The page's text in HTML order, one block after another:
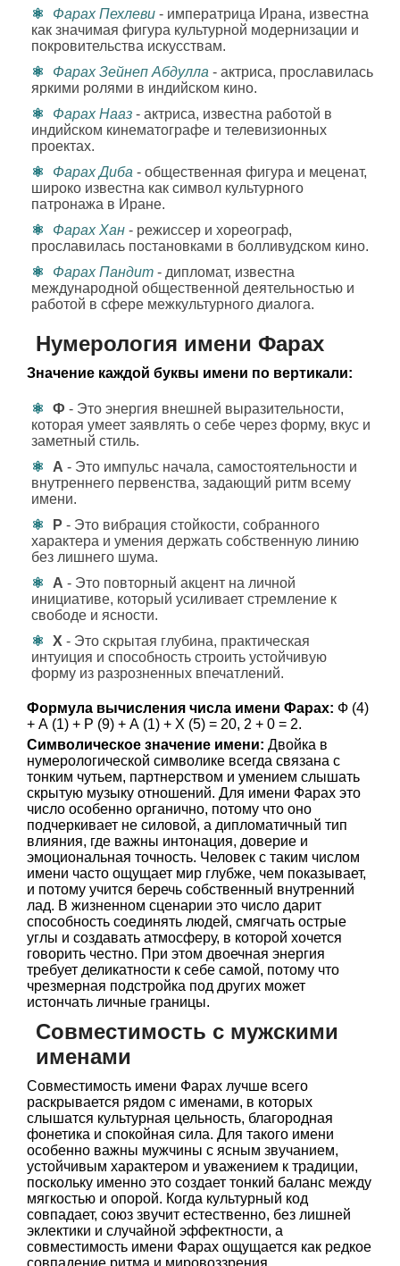
Фарах Пехлеви - императрица Ирана, известна
как значимая фигура культурной модернизации и
покровительства искусствам.
Фарах Зейнеп Абдулла - актриса, прославилась
яркими ролями в индийском кино.
Фарах Нааз - актриса, известна работой в
индийском кинематографе и телевизионных
проектах.
Фарах Диба - общественная фигура и меценат,
широко известна как символ культурного
патронажа в Иране.
Фарах Хан - режиссер и хореограф,
прославилась постановками в болливудском кино.
Фарах Пандит - дипломат, известна
международной общественной деятельностью и
работой в сфере межкультурного диалога.
Нумерология имени Фарах
Значение каждой буквы имени по вертикали:
Ф - Это энергия внешней выразительности,
которая умеет заявлять о себе через форму, вкус и
заметный стиль.
А - Это импульс начала, самостоятельности и
внутреннего первенства, задающий ритм всему
имени.
Р - Это вибрация стойкости, собранного
характера и умения держать собственную линию
без лишнего шума.
А - Это повторный акцент на личной
инициативе, который усиливает стремление к
свободе и ясности.
Х - Это скрытая глубина, практическая
интуиция и способность строить устойчивую
форму из разрозненных впечатлений.
Формула вычисления числа имени Фарах: Ф (4)
+ А (1) + Р (9) + А (1) + Х (5) = 20, 2 + 0 = 2.
Символическое значение имени: Двойка в
нумерологической символике всегда связана с
тонким чутьем, партнерством и умением слышать
скрытую музыку отношений. Для имени Фарах это
число особенно органично, потому что оно
подчеркивает не силовой, а дипломатичный тип
влияния, где важны интонация, доверие и
эмоциональная точность. Человек с таким числом
имени часто ощущает мир глубже, чем показывает,
и потому учится беречь собственный внутренний
лад. В жизненном сценарии это число дарит
способность соединять людей, смягчать острые
углы и создавать атмосферу, в которой хочется
говорить честно. При этом двоечная энергия
требует деликатности к себе самой, потому что
чрезмерная подстройка под других может
истончать личные границы.
Совместимость с мужскими
именами
Совместимость имени Фарах лучше всего
раскрывается рядом с именами, в которых
слышатся культурная цельность, благородная
фонетика и спокойная сила. Для такого имени
особенно важны мужчины с ясным звучанием,
устойчивым характером и уважением к традиции,
поскольку именно это создает тонкий баланс между
мягкостью и опорой. Когда культурный код
совпадает, союз звучит естественно, без лишней
эклектики и случайной эффектности, а
совместимость имени Фарах ощущается как редкое
совпадение ритма и мировоззрения.